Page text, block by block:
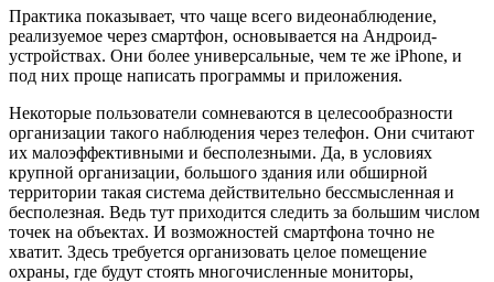
Практика показывает, что чаще всего видеонаблюдение,
реализуемое через смартфон, основывается на Андроид-
устройствах. Они более универсальные, чем те же iPhone, и
под них проще написать программы и приложения.
Некоторые пользователи сомневаются в целесообразности
организации такого наблюдения через телефон. Они считают
их малоэффективными и бесполезными. Да, в условиях
крупной организации, большого здания или обширной
территории такая система действительно бессмысленная и
бесполезная. Ведь тут приходится следить за большим числом
точек на объектах. И возможностей смартфона точно не
хватит. Здесь требуется организовать целое помещение
охраны, где будут стоять многочисленные мониторы,